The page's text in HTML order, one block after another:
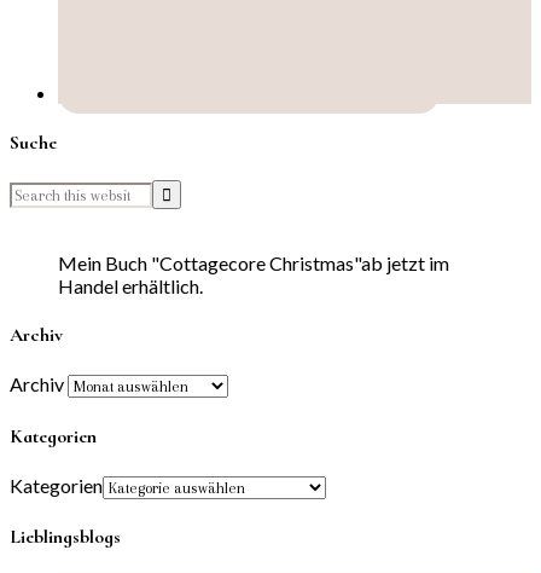
Suche
Mein Buch "Cottagecore Christmas"ab jetzt im
Handel erhältlich.
Archiv
Archiv
Kategorien
Kategorien
Lieblingsblogs